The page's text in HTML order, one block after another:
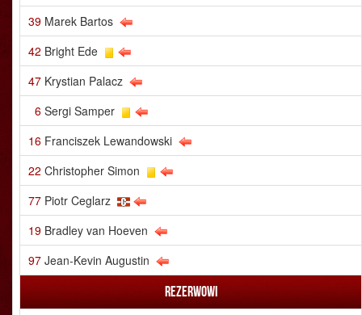
39 Marek Bartos
42 Bright Ede
47 Krystian Palacz
6 Sergi Samper
16 Franciszek Lewandowski
22 Christopher Simon
77 Piotr Ceglarz
19 Bradley van Hoeven
97 Jean-Kevin Augustin
Rezerwowi